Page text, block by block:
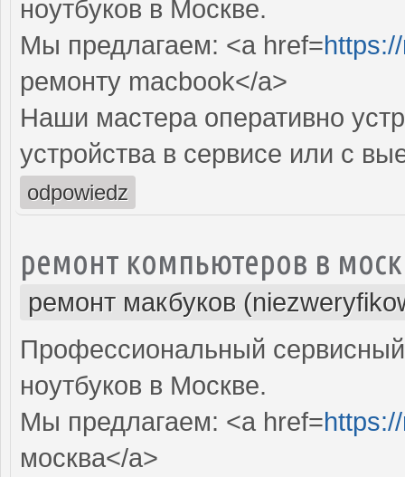
ноутбуков в Москве.
Мы предлагаем: <a href=
ремонту macbook</a>
Наши мастера оперативно
устройства в сервисе или с
odpowiedz
ремонт компьютеров в
ремонт макбуков
Профессиональный
ноутбуков в Москве.
Мы предлагаем: <a href=
москва</a>